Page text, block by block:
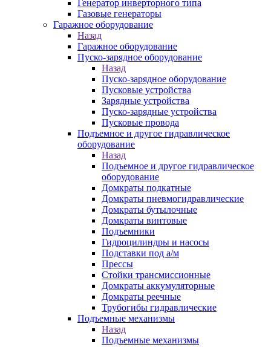
Генератор инверторного типа
Газовые генераторы
Гаражное оборудование
Назад
Гаражное оборудование
Пуско-зарядное оборудование
Назад
Пуско-зарядное оборудование
Пусковые устройства
Зарядные устройства
Пуско-зарядные устройства
Пусковые провода
Подъемное и другое гидравлическое
оборудование
Назад
Подъемное и другое гидравлическое
оборудование
Домкраты подкатные
Домкраты пневмогидравлические
Домкраты бутылочные
Домкраты винтовые
Подъемники
Гидроцилиндры и насосы
Подставки под а/м
Прессы
Стойки трансмиссионные
Домкраты аккумуляторные
Домкраты реечные
Трубогибы гидравлические
Подъемные механизмы
Назад
Подъемные механизмы